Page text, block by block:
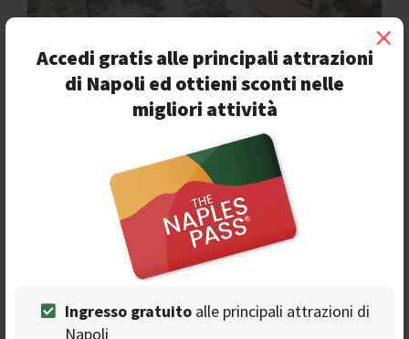
Accedi gratis alle principali attrazioni
di Napoli ed ottieni sconti nelle
migliori attività
Ingresso gratuito alle principali attrazioni di
Napoli
×
Al Chiar di Luna
Location per eventi con vista unica sul Golfo di Napoli e i
Sala da ballo
Famiglia Tavoli all'aperto
Pesce e frutti di mare Brunch
Eventi aziendali
Monte di Procida - Via Amedeo, 89